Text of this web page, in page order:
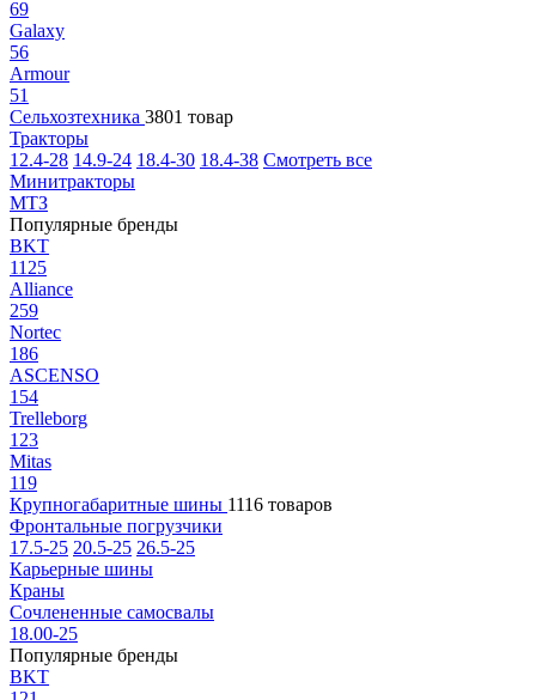
69
Galaxy
56
Armour
51
Сельхозтехника 3801 товар
Тракторы
12.4-28 14.9-24 18.4-30 18.4-38 Смотреть все
Минитракторы
МТЗ
Популярные бренды
BKT
1125
Alliance
259
Nortec
186
ASCENSO
154
Trelleborg
123
Mitas
119
Крупногабаритные шины 1116 товаров
Фронтальные погрузчики
17.5-25 20.5-25 26.5-25
Карьерные шины
Краны
Сочлененные самосвалы
18.00-25
Популярные бренды
BKT